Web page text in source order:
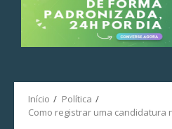
Início
Política
Como registrar uma candidatura